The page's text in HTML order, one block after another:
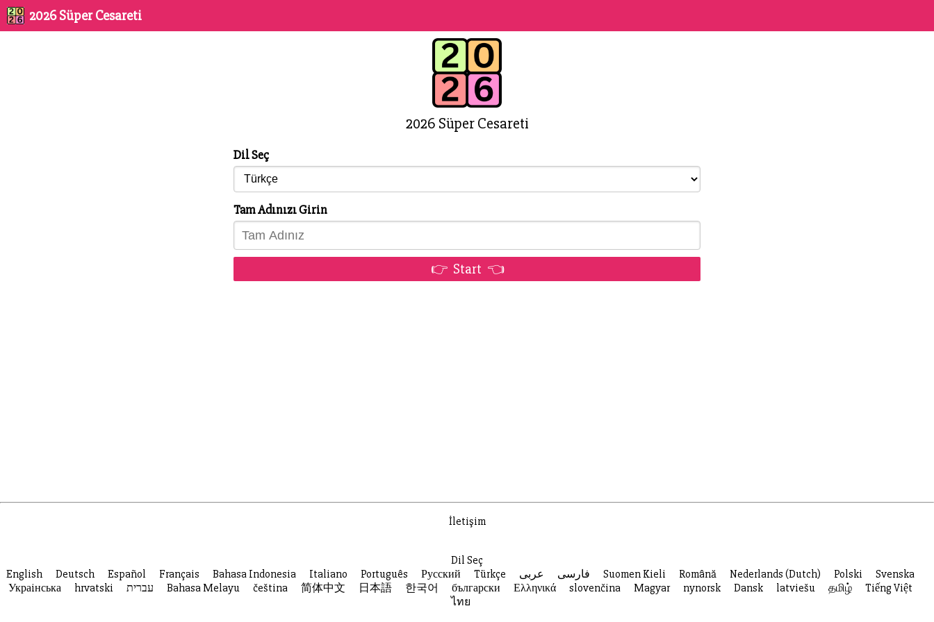
2026 Süper Cesareti
2026 Süper Cesareti
Dil Seç
Tam Adınızı Girin
👉 Start 👈
İletişim
Dil Seç
English
Deutsch Español Français Bahasa Indonesia Italiano Português Русский Türkçe فارسی عربى Suomen Kieli Română Nederlands (Dutch) Polski
Svenska
Украiнська
hrvatski עברית Bahasa Melayu čeština 简体中文 日本語 한국어 български Ελληνικά slovenčina Magyar nynorsk Dansk latviešu தமிழ்
Tiếng Việt
ไทย